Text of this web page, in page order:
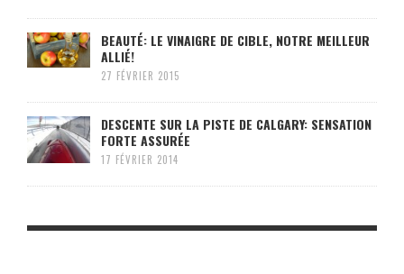
BEAUTÉ: LE VINAIGRE DE CIBLE, NOTRE MEILLEUR
ALLIÉ!
27 FÉVRIER 2015
DESCENTE SUR LA PISTE DE CALGARY: SENSATION
FORTE ASSURÉE
17 FÉVRIER 2014